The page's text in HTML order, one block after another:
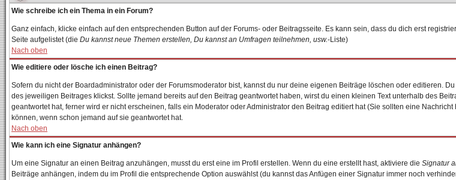
Wie schreibe ich ein Thema in ein Forum?
Ganz einfach, klicke einfach auf den entsprechenden Button auf der Forums- oder Beitragsseite. Es kann sein, dass du dich erst
Seite aufgelistet (die Du kannst neue Themen erstellen, Du kannst an Umfragen teilnehmen, usw.-Liste)
Nach oben
Wie editiere oder lösche ich einen Beitrag?
Sofern du nicht der Boardadministrator oder der Forumsmoderator bist, kannst du nur deine eigenen Beiträge löschen oder editieren.
des jeweiligen Beitrages klickst. Sollte jemand bereits auf den Beitrag geantwortet haben, wirst du einen kleinen Text unterhalb des
geantwortet hat, ferner wird er nicht erscheinen, falls ein Moderator oder Administrator den Beitrag editiert hat (Sie sollten eine
können, wenn schon jemand auf sie geantwortet hat.
Nach oben
Wie kann ich eine Signatur anhängen?
Um eine Signatur an einen Beitrag anzuhängen, musst du erst eine im Profil erstellen. Wenn du eine erstellt hast, aktiviere die Signatur
Beiträge anhängen, indem du im Profil die entsprechende Option auswählst (du kannst das Anfügen einer Signatur immer noch